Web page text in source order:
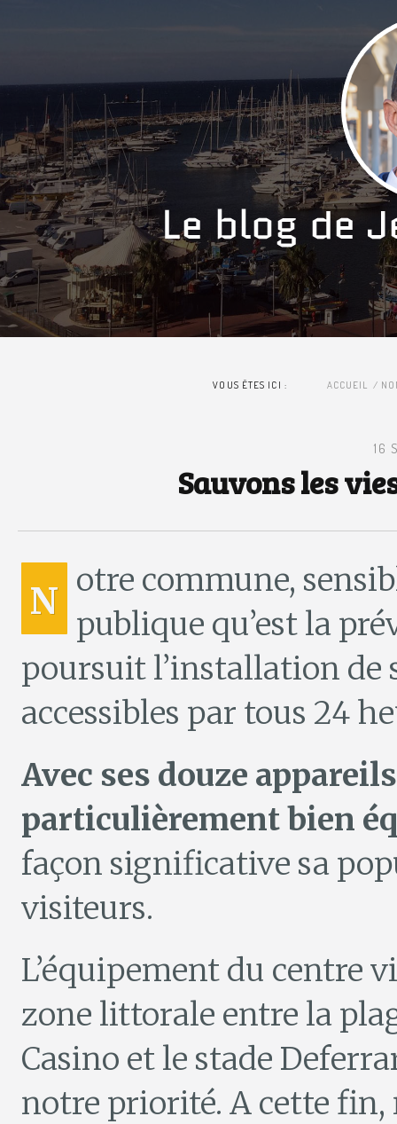
VOUS ÊTES ICI : ACCUEIL
16
Sauvons les
N otre commune,
publique qu’est la
poursuit l’installation de
accessibles par tous 24
Avec ses douze
particulièrement bien
façon significative sa
visiteurs.
L’équipement du centre
zone littorale entre la
Casino et le stade
notre priorité. A cette fin,